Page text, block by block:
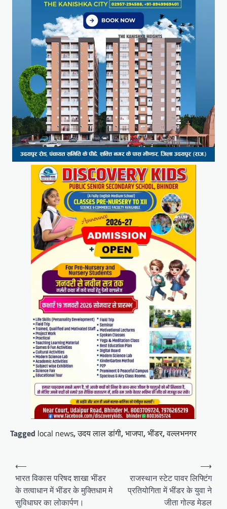
Tagged local news,उदय लाल डांगी,भाजपा,भींडर,वल्लभनगर
Post
navigation
⟵
भारत विकास परिषद शाखा भींडर
के तत्वाधान में भींडर के मुक्तिधाम मे
सुविधाघर का लोकार्पण।
राजस्थान स्टेट पावर लिफ्टिंग
प्रतियोगिता में भींडर के युवा ने
जीता गोल्ड मेडल
⟶